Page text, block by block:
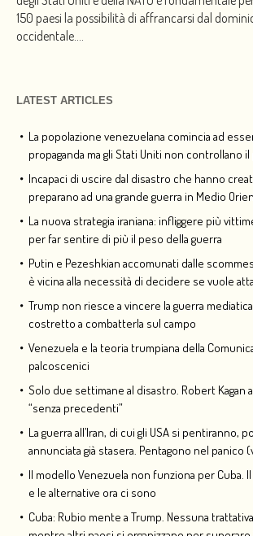
150 paesi la possibilità di affrancarsi dal
occidentale....
LATEST ARTICLES
La popolazione venezuelana comincia ad
propaganda ma gli Stati Uniti non controllano il
Incapaci di uscire dal disastro che hanno
preparano ad una grande guerra in Medio
La nuova strategia iraniana: infliggere più
per far sentire di più il peso della guerra
Putin e Pezeshkian accomunati dalle
è vicina alla necessità di decidere se vuole
Trump non riesce a vincere la guerra
costretto a combatterla sul campo
Venezuela e la teoria trumpiana della
palcoscenici
Solo due settimane al disastro. Robert Kagan
“senza precedenti”
La guerra all’Iran, di cui gli USA si pentiranno,
annunciata già stasera. Pentagono nel panico
Il modello Venezuela non funziona per Cuba.
e le alternative ora ci sono
Cuba: Rubio mente a Trump. Nessuna trattativa